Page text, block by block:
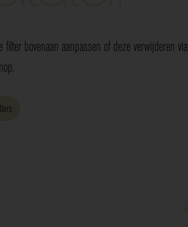
bovenaan aanpassen of deze verwijderen via